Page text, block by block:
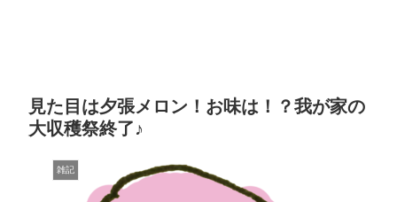
見た目は夕張メロン！お味は！？我が家の
大収穫祭終了♪
雑記